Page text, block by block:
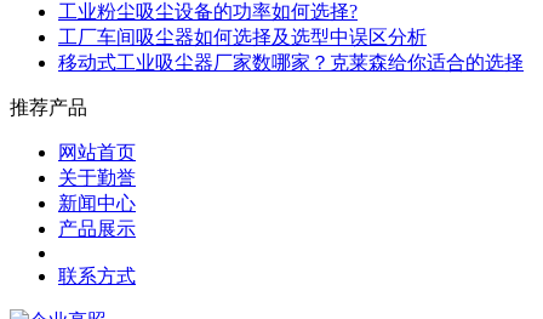
工业粉尘吸尘设备的功率如何选择?
工厂车间吸尘器如何选择及选型中误区分析
移动式工业吸尘器厂家数哪家？克莱森给你适合的选择
推荐产品
网站首页
关于勤誉
新闻中心
产品展示
联系方式